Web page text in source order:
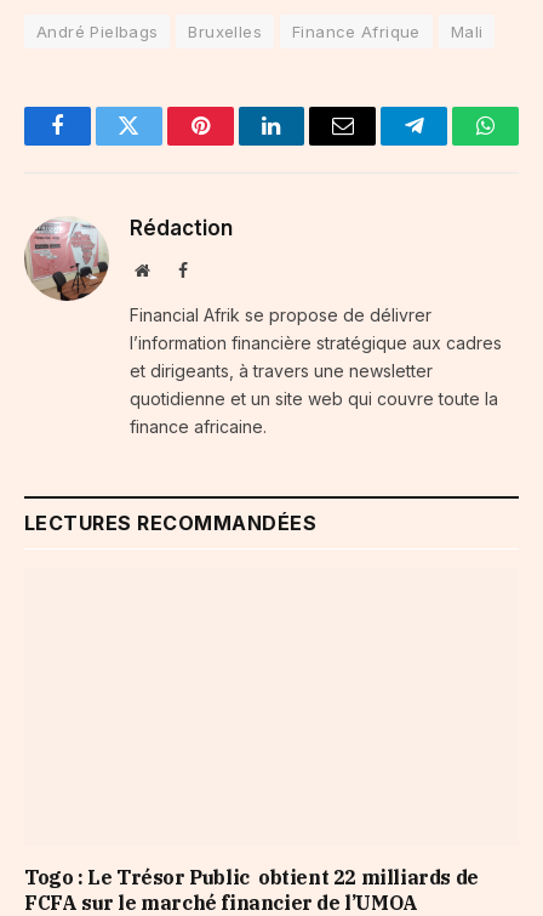
André Pielbags Bruxelles Finance Afrique Mali
FacebookTwitter PinterestLinkedInEmail Telegram
Rédaction
WebsiteFacebook
Financial Afrik se propose de délivrer
l’information financière stratégique aux cadres
et dirigeants, à travers une newsletter
quotidienne et un site web qui couvre toute la
finance africaine.
LECTURES RECOMMANDÉES
Togo : Le Trésor Public obtient 22 milliards de
FCFA sur le marché financier de l’UMOA